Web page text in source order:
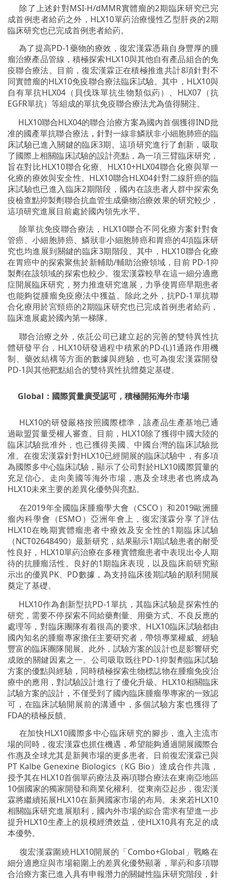
除了上述針對MSI-H/dMMR實體瘤的2期臨床研究已完
成首例患者給葯之外，HLX10單葯治療慢性乙型肝炎的2期
臨床研究也已完成首例患者給葯。
為了提高PD-1藥物的療效，復宏漢霖憑藉自身豐厚的腫
瘤治療產品管線，積極探索HLX10與其他自有產品組合的免
疫聯合療法。目前，復宏漢霖正在積極推進共計8項針對不
同實體瘤的HLX10免疫聯合療法臨床試驗。其中，HLX10與
自有單抗HLX04（貝伐珠單抗生物類似葯）、HLX07（抗
EGFR單抗）等組成的單抗免疫聯合療法尤為值得關注。
HLX10聯合HLX04的聯合治療方案為國內首個獲得IND批
准的國產單抗聯合療法，針對一線非鱗狀非小細胞肺癌的臨
床試驗已進入關鍵的臨床3期。這項研究進行了創新，吸取
了國際上相關臨床試驗的設計亮點，為一項三臂臨床研究，
旨在對比HLX10聯合化療、HLX10+HLX04聯合化療與單一
化療的療效與安全性。HLX10聯合HLX04針對二線肝癌的臨
床試驗也已進入臨床2期階段，國內在該患者人群中探索免
疫檢查點抑製劑聯合抗血管生成藥物治療效果的研究較少，
這項研究進展目前處於國內領先水平。
除單抗免疫聯合療法，HLX10聯合不同化療方案針對食
管癌、小細胞肺癌、鱗狀非小細胞肺癌和胃癌的4項臨床研
究也均進展到關鍵的臨床3期階段。其中，HLX10聯合化療
在胃癌中的探索聚焦於新輔助/輔助治療領域，目前 PD-1抑
製劑在該領域的探索也較少。復宏漢霖較早在這一細分適應
症開展臨床研究，努力推進研究進展，力爭使胃癌早期患者
也能夠從腫瘤免疫療法中獲益。除此之外，抗PD-1單抗聯
合化療用於宮頸癌的2期臨床研究也已完成首例患者給葯，
臨床進展處於國內第一梯隊。
聯合治療之外，依託公司已建立起的完善的雙特異性抗
體研發平台，HLX10研發過程中積累的PD-(L)1通路作用機
制、藥效結構等方面的數據與經驗，也可為復宏漢霖開發
PD-1與其他靶點組合的雙特異性抗體奠定基礎。
Global：國際質量廣受認可，積極開拓海外市場
HLX10的研發嚴格按照國際標準，該產品生產基地已通
過歐盟質量受權人審查。目前，HLX10除了獲得中國大陸的
臨床試驗批准外，也已獲得美國、中國台灣的臨床試驗批
准。在復宏漢霖針對HLX10已經開展的臨床試驗中，有多項
為國際多中心臨床試驗，顯示了公司對於HLX10國際質量的
充足信心。走向美國等海外市場，惠及全球患者也將成為
HLX10未來主要的差異化優勢與亮點。
在2019年全國臨床腫瘤學大會（CSCO）和2019歐洲腫
瘤內科學會（ESMO）亞洲年會上，復宏漢霖分享了評估
HLX10在晚期實體瘤患者中療效及安全性的1期臨床試驗
（NCT02648490）最新研究，結果顯示1期試驗患者的耐受
性良好，HLX10單葯治療在多種實體瘤患者中表現出令人期
待的抗腫瘤活性。良好的1期臨床表現，以及臨床前研究顯
示出的優異PK、PD數據，為支持臨床後期試驗的順利開展
奠定了基礎。
HLX10作為創新型抗PD-1單抗，其臨床試驗是探索性的
研究，需要不停探索不同給藥劑量、用藥方式、不良反應的
處理等，對臨床團隊有着很高的要求。HLX10臨床試驗都由
國內知名的腫瘤專家擔任主要研究者，帶領專業權威、經驗
豐富的臨床團隊開展。此外，試驗方案的設計也是影響研究
成敗的關鍵因素之一。公司吸取既往PD-1抑製劑臨床試驗
方案的優點與經驗，同時積極探索生物標誌物在腫瘤免疫治
療中的應用，對試驗設計進行了優化升級。HLX10相關臨床
試驗方案的設計，不僅受到了國內臨床腫瘤學專家的一致認
可，在臨床試驗開展前的溝通中，多個試驗方案也獲得了
FDA的積極反饋。
在加快HLX10國際多中心臨床研究的腳步，進入主流市
場的同時，復宏漢霖也抓住機遇，希望能夠通過開展國際合
作惠及全球尤其是新興市場的更多患者。日前復宏漢霖已與
PT Kalbe Genexine Biologics（KG Bio）達成合作共識，
授予其在HLX10首個單葯療法及兩項聯合療法在東南亞地區
10個國家的獨家開發和商業化權利。從東南亞起步，復宏漢
霖將繼續拓展HLX10在新興國家市場的布局。未來若HLX10
相關臨床研究進展順利，國內外市場的綜合需求有望進一步
提升HLX10生產上的規模經濟效益，使HLX10具有充足的成
本優勢。
復宏漢霖圍繞HLX10開展的「Combo+Global」戰略在
細分適應症與市場範圍上的差異化優勢顯著，單葯和多項聯
合治療方案已進入具有申報潛力的關鍵性臨床研究階段，針